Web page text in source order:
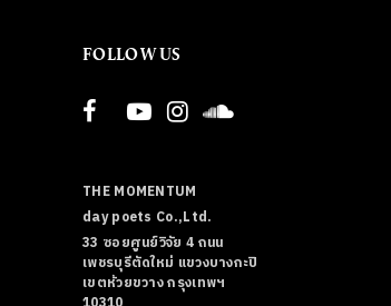
FOLLOW US
THE MOMENTUM
day poets Co.,Ltd.
33 ซอยศูนย์วิจัย 4 ถนน
เพชรบุรีตัดใหม่ แขวงบางกะปิ
เขตห้วยขวาง กรุงเทพฯ